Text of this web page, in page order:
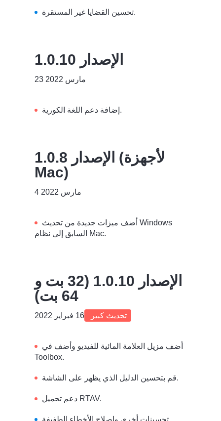
تحسين القضايا غير المستقرة.
الإصدار 1.0.10
23 مارس 2022
إضافة دعم اللغة الكورية.
الإصدار 1.0.8 (لأجهزة
Mac)
4 مارس 2022
السابق إلى نظام Mac.
الإصدار 1.0.10 (32 بت و
64 بت)
تحديث كبير 16 فبراير 2022
Toolbox.
قم بتحسين الدليل الذي يظهر على الشاشة.
دعم تحميل RTAV.
تحسينات أخرى وإصلاح الأخطاء الطفيفة.